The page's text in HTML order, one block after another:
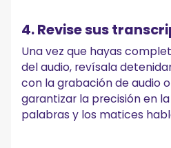
4. Revise sus
Una vez que hayas
del audio, revísala
con la grabación de audio
garantizar la precisión en
palabras y los matices